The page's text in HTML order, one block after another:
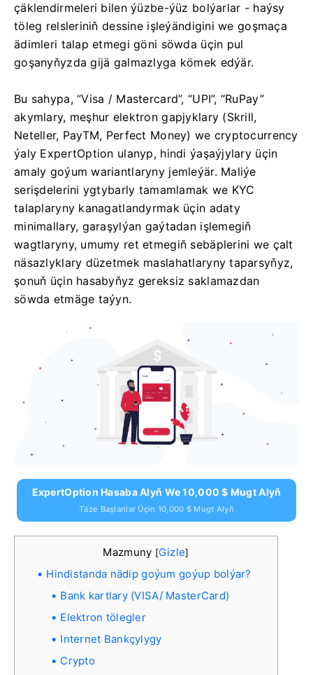
çäklendirmeleri bilen ýüzbe-ýüz bolýarlar - haýsy
töleg relsleriniň dessine işleýändigini we goşmaça
ädimleri talap etmegi göni söwda üçin pul
goşanyňyzda gijä galmazlyga kömek edýär.
Bu sahypa, “Visa / Mastercard”, “UPI”, “RuPay”
akymlary, meşhur elektron gapjyklary (Skrill,
Neteller, PayTM, Perfect Money) we cryptocurrency
ýaly ExpertOption ulanyp, hindi ýaşaýjylary üçin
amaly goýum wariantlaryny jemleýär. Maliýe
serişdelerini ygtybarly tamamlamak we KYC
talaplaryny kanagatlandyrmak üçin adaty
minimallary, garaşylýan gaýtadan işlemegiň
wagtlaryny, umumy ret etmegiň sebäplerini we çalt
näsazlyklary düzetmek maslahatlaryny taparsyňyz,
şonuň üçin hasabyňyz gereksiz saklamazdan
söwda etmäge taýyn.
ExpertOption Hasaba Alyň We 10,000 $ Mugt Alyň
Täze Başlanlar Üçin 10,000 $ Mugt Alyň
Mazmuny [Gizle]
Hindistanda nädip goýum goýup bolýar?
Bank kartlary (VISA/ MasterCard)
Elektron tölegler
Internet Bankçylygy
Crypto